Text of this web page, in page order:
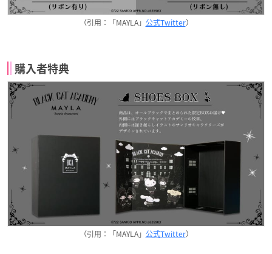
（引用：「MAYLA」 公式Twitter）
購入者特典
（引用：「MAYLA」 公式Twitter）